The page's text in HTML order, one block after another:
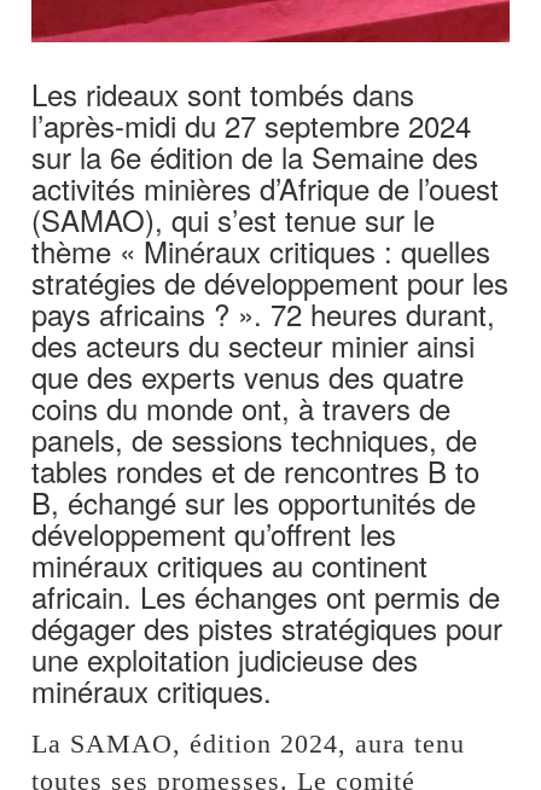
Les rideaux sont tombés dans
l’après-midi du 27 septembre 2024
sur la 6e édition de la Semaine des
activités minières d’Afrique de l’ouest
(SAMAO), qui s’est tenue sur le
thème « Minéraux critiques : quelles
stratégies de développement pour les
pays africains ? ». 72 heures durant,
des acteurs du secteur minier ainsi
que des experts venus des quatre
coins du monde ont, à travers de
panels, de sessions techniques, de
tables rondes et de rencontres B to
B, échangé sur les opportunités de
développement qu’offrent les
minéraux critiques au continent
africain. Les échanges ont permis de
dégager des pistes stratégiques pour
une exploitation judicieuse des
minéraux critiques.
La SAMAO, édition 2024, aura tenu
toutes ses promesses. Le comité